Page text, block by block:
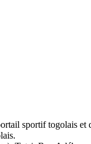
sportif togolais et